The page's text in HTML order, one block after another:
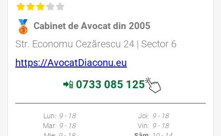
Cabinet de Avocat din 2005
Str. Economu Cezărescu 24 | Sector 6
https://AvocatDiaconu.eu
📲 0733 085 125
Lun: 9 - 18
Mar: 9 - 18
Joi: 9 - 18
Vin: 9 - 18